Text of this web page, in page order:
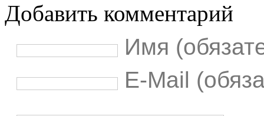
Добавить комментарий
Имя
E-Mail